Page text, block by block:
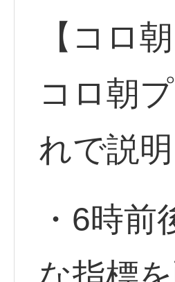
【コロ
コロ朝
れで説
・6時